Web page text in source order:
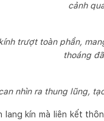
cảnh
trượt toàn phần,
thoáng
nhìn ra thung lũng,
lang kín mà liên kết